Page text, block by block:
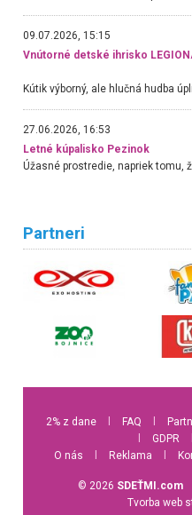
09.07.2026, 15:15
Vnútorné detské ihrisko
27.06.2026, 16:53
Letné kúpalisko Pezinok
Partneri
2% z dane FAQ
GDPR
O nás
Reklama
© 2026 SDEŤMI.com
Tvorba web